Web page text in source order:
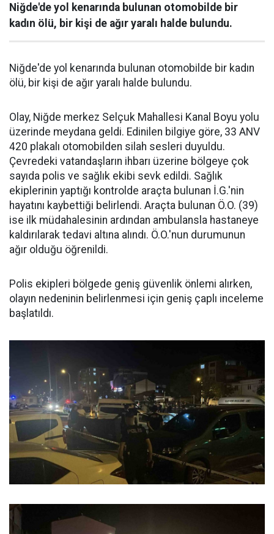
Niğde'de yol kenarında bulunan otomobilde bir
kadın ölü, bir kişi de ağır yaralı halde bulundu.
Niğde'de yol kenarında bulunan otomobilde bir kadın
ölü, bir kişi de ağır yaralı halde bulundu.
Olay, Niğde merkez Selçuk Mahallesi Kanal Boyu yolu
üzerinde meydana geldi. Edinilen bilgiye göre, 33 ANV
420 plakalı otomobilden silah sesleri duyuldu.
Çevredeki vatandaşların ihbarı üzerine bölgeye çok
sayıda polis ve sağlık ekibi sevk edildi. Sağlık
ekiplerinin yaptığı kontrolde araçta bulunan İ.G.'nin
hayatını kaybettiği belirlendi. Araçta bulunan Ö.O. (39)
ise ilk müdahalesinin ardından ambulansla hastaneye
kaldırılarak tedavi altına alındı. Ö.O.'nun durumunun
ağır olduğu öğrenildi.
Polis ekipleri bölgede geniş güvenlik önlemi alırken,
olayın nedeninin belirlenmesi için geniş çaplı inceleme
başlatıldı.